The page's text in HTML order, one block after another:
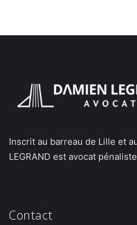
Inscrit au barreau de Lille et
LEGRAND est avocat
Contact